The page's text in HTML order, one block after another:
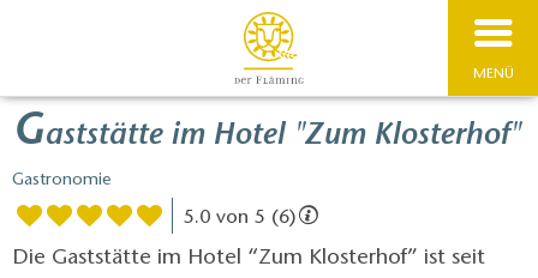
MENÜ
Gaststätte im Hotel "Zum Klosterhof"
Gastronomie
5.0 von 5 (6)
Die Gaststätte im Hotel “Zum Klosterhof” ist seit